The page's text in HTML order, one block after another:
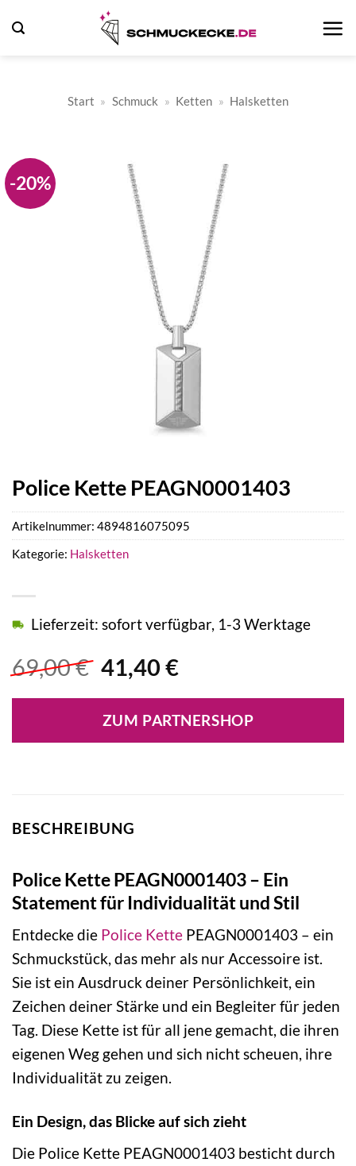
Inhalt
Start » Schmuck » Ketten » Halsketten
-20%
Police Kette PEAGN0001403
69,00€ Ursprünglicher
war:
69,00 €
41,40 €Aktueller
ist:
41,40 €.
Lieferzeit: sofort verfügbar, 1-3 Werktage
ZUM PARTNERSHOP
Artikelnummer: 4894816075095
Kategorie: Halsketten
BESCHREIBUNG
Police Kette PEAGN0001403 – Ein
Statement für Individualität und Stil
Entdecke die Police Kette PEAGN0001403 – ein
Schmuckstück, das mehr als nur Accessoire ist.
Sie ist ein Ausdruck deiner Persönlichkeit, ein
Zeichen deiner Stärke und ein Begleiter für jeden
Tag. Diese Kette ist für all jene gemacht, die ihren
eigenen Weg gehen und sich nicht scheuen, ihre
Individualität zu zeigen.
Ein Design, das Blicke auf sich zieht
Die Police Kette PEAGN0001403 besticht durch